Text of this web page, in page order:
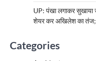
UP: पंखा लगाकर
शेयर कर अखिलेश का तंज;
Categories